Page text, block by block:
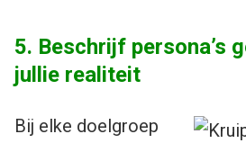
5. Beschrijf persona’s
jullie realiteit
Bij elke doelgroep